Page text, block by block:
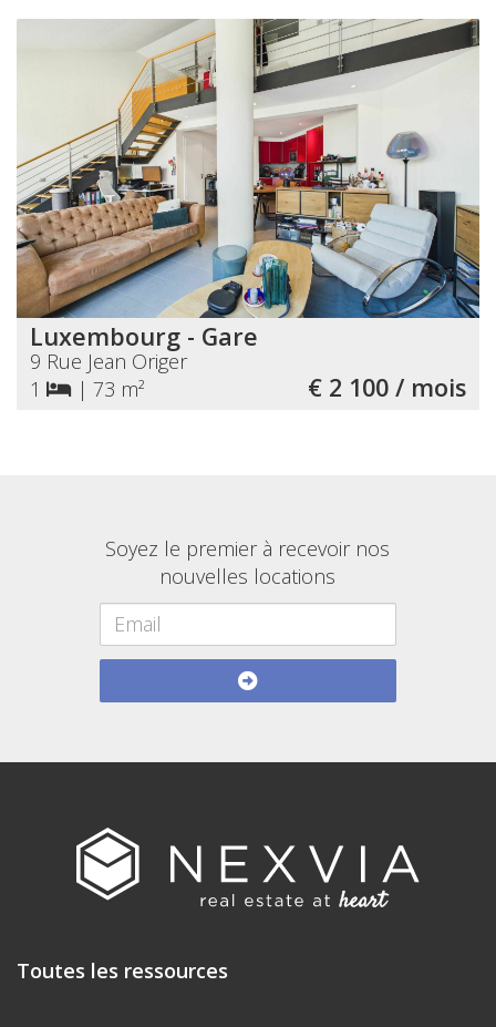
Luxembourg - Gare
9 Rue Jean Origer
1
| 73 m² € 2 100 / mois
Soyez le premier à recevoir nos
nouvelles locations
Toutes les ressources